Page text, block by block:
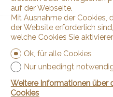
auf der Webseite.
Mit Ausnahme der Cookies,
der Website erforderlich
welche Cookies Sie
Ok, für alle Cookies
Nur unbedingt
Weitere Informationen über
Cookies